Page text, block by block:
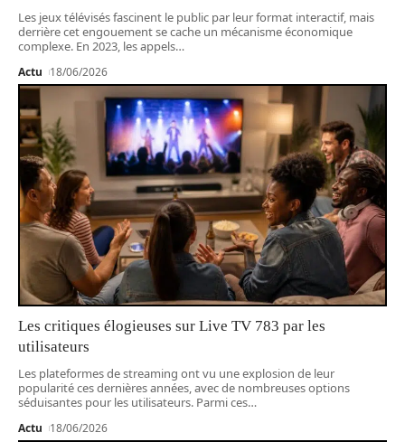
Les jeux télévisés fascinent le public par leur format interactif, mais
derrière cet engouement se cache un mécanisme économique
complexe. En 2023, les appels…
Actu 18/06/2026
Les critiques élogieuses sur Live TV 783 par les
utilisateurs
Les plateformes de streaming ont vu une explosion de leur
popularité ces dernières années, avec de nombreuses options
séduisantes pour les utilisateurs. Parmi ces…
Actu 18/06/2026